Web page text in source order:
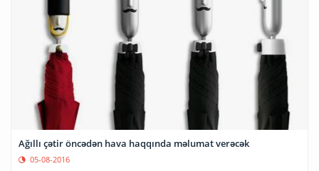
Ağıllı çətir öncədən hava haqqında məlumat verəcək
05-08-2016